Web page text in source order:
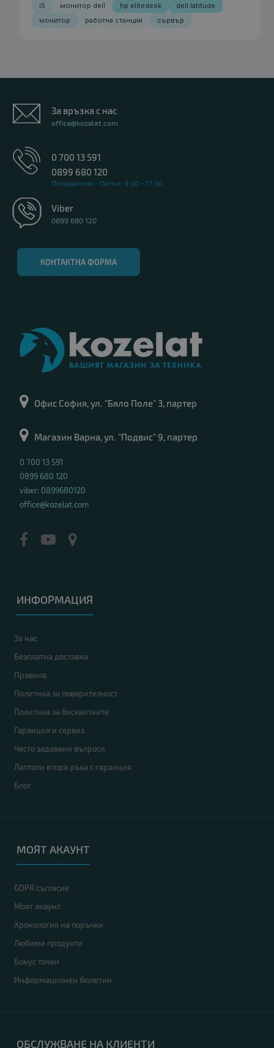
i5
монитор dell hp elitedesk
dell latitude
монитор
работна станция сървър
За връзка с нас
office@kozelat.com
0 700 13 591
0899 680 120
Понеделник - Петък: 9:00 - 17:30
Viber
0899 680 120
КОНТАКТНА ФОРМА
Офис София, ул. "Бяло Поле" 3, партер
Магазин Варна, ул. "Подвис" 9, партер
0 700 13 591
0899 680 120
viber: 0899680120
office@kozelat.com
ИНФОРМАЦИЯ
За нас
Безплатна доставка
Правила
Политика за поверителност
Политика за бисквитките
Гаранция и сервиз
Често задавани въпроси
Лаптопи втора ръка с гаранция
Блог
МОЯТ АКАУНТ
GDPR съгласие
Моят акаунт
Хронология на поръчки
Любими продукти
Бонус точки
Информационен бюлетин
ОБСЛУЖВАНЕ НА КЛИЕНТИ